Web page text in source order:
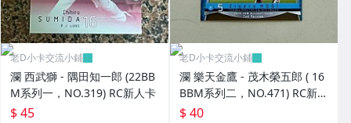
老D小卡交流小鋪
瀾 西武獅 - 隅田知一郎 (22BB
M系列一，NO.319) RC新人卡
$ 45
老D小卡交流小鋪
瀾 樂天金鷹 - 茂木榮五郎 ( 16
BBM系列二，NO.471) RC新人
卡
$ 40